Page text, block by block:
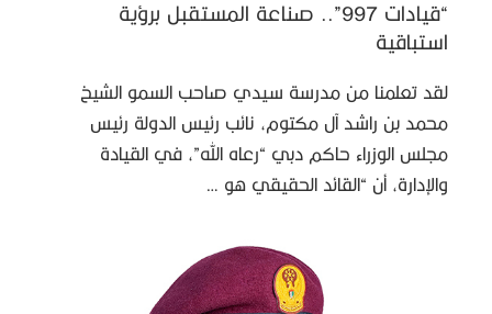
“قيادات 997”.. صناعة المستقبل برؤية
استباقية
لقد تعلمنا من مدرسة سيدي صاحب السمو الشيخ
محمد بن راشد آل مكتوم، نائب رئيس الدولة رئيس
مجلس الوزراء حاكم دبي “رعاه الله”، في القيادة
والإدارة، أن “القائد الحقيقي هو …